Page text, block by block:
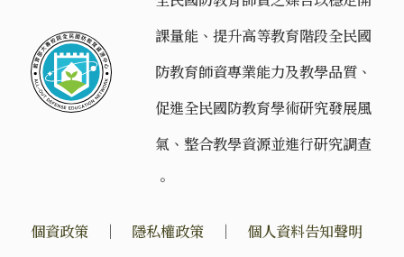
課量能、提升高等教育階段全民國
防教育師資專業能力及教學品質、
促進全民國防教育學術研究發展風
氣、整合教學資源並進行研究調查
。
個資政策 隱私權政策
個人資料告知聲明